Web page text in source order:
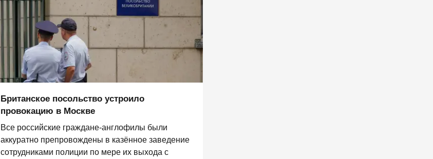
Британское посольство устроило
провокацию в Москве
Все российские граждане-англофилы были
аккуратно препровождены в казённое заведение
сотрудниками полиции по мере их выхода с